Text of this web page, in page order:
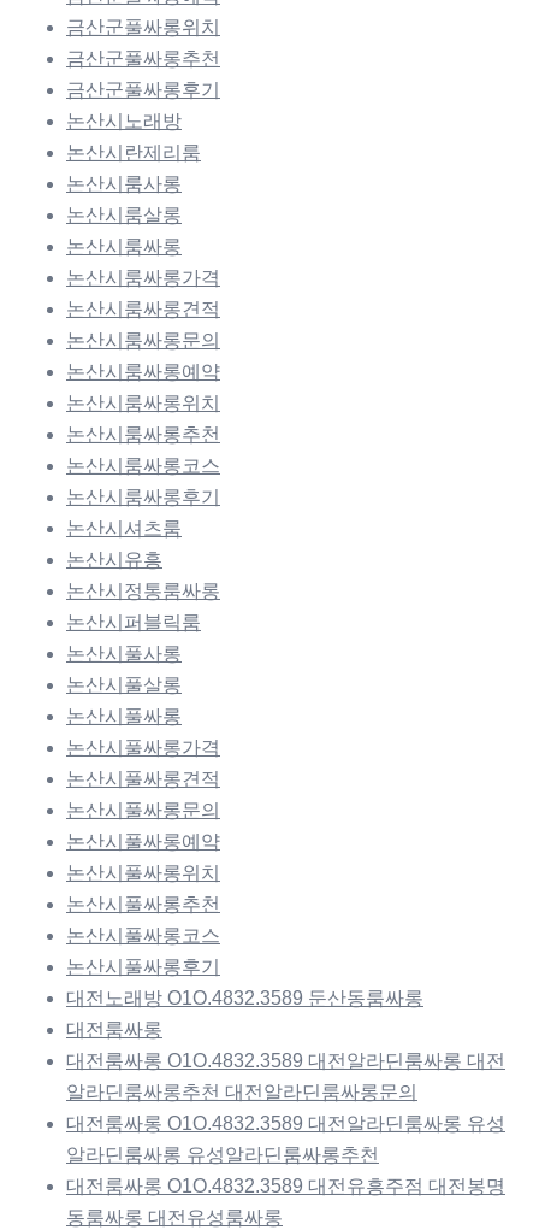
금산군풀싸롱위치
금산군풀싸롱추천
금산군풀싸롱후기
논산시노래방
논산시란제리룸
논산시룸사롱
논산시룸살롱
논산시룸싸롱
논산시룸싸롱가격
논산시룸싸롱견적
논산시룸싸롱문의
논산시룸싸롱예약
논산시룸싸롱위치
논산시룸싸롱추천
논산시룸싸롱코스
논산시룸싸롱후기
논산시셔츠룸
논산시유흥
논산시정통룸싸롱
논산시퍼블릭룸
논산시풀사롱
논산시풀살롱
논산시풀싸롱
논산시풀싸롱가격
논산시풀싸롱견적
논산시풀싸롱문의
논산시풀싸롱예약
논산시풀싸롱위치
논산시풀싸롱추천
논산시풀싸롱코스
논산시풀싸롱후기
대전노래방 O1O.4832.3589 둔산동룸싸롱
대전룸싸롱
대전룸싸롱 O1O.4832.3589 대전알라딘룸싸롱 대전
알라딘룸싸롱추천 대전알라딘룸싸롱문의
대전룸싸롱 O1O.4832.3589 대전알라딘룸싸롱 유성
알라딘룸싸롱 유성알라딘룸싸롱추천
대전룸싸롱 O1O.4832.3589 대전유흥주점 대전봉명
동룸싸롱 대전유성룸싸롱